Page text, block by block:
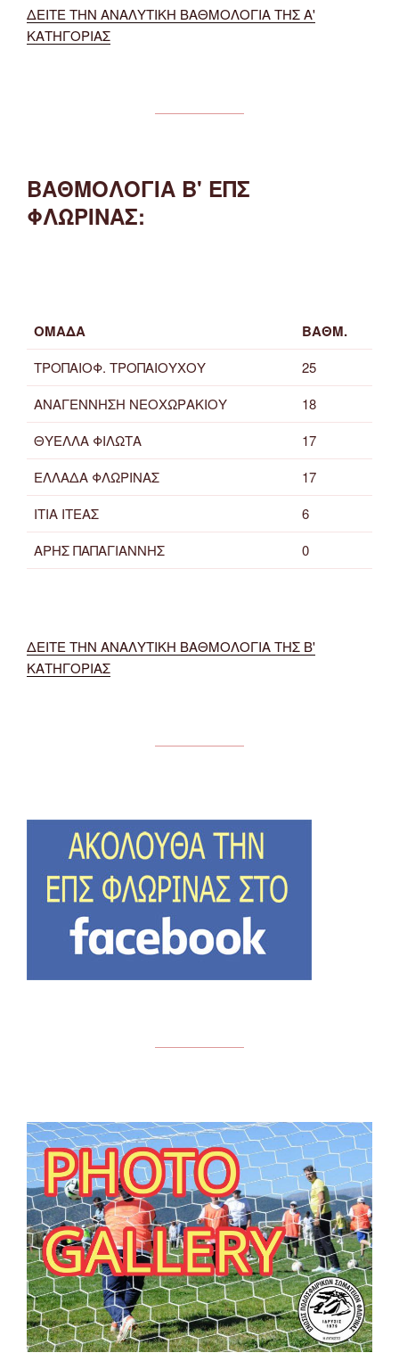
ΔΕΙΤΕ ΤΗΝ ΑΝΑΛΥΤΙΚΗ ΒΑΘΜΟΛΟΓΙΑ ΤΗΣ Α'
ΚΑΤΗΓΟΡΙΑΣ
ΒΑΘΜΟΛΟΓΙΑ Β' ΕΠΣ
ΦΛΩΡΙΝΑΣ:
ΟΜΑΔΑ ΒΑΘΜ.
ΤΡΟΠΑΙΟΦ. ΤΡΟΠΑΙΟΥΧΟΥ
25
ΑΝΑΓΕΝΝΗΣΗ ΝΕΟΧΩΡΑΚΙΟΥ
18
ΘΥΕΛΛΑ ΦΙΛΩΤΑ
17
ΕΛΛΑΔΑ ΦΛΩΡΙΝΑΣ
17
ΙΤΙΑ ΙΤΕΑΣ
6
ΑΡΗΣ ΠΑΠΑΓΙΑΝΝΗΣ
0
ΔΕΙΤΕ ΤΗΝ ΑΝΑΛΥΤΙΚΗ ΒΑΘΜΟΛΟΓΙΑ ΤΗΣ Β'
ΚΑΤΗΓΟΡΙΑΣ